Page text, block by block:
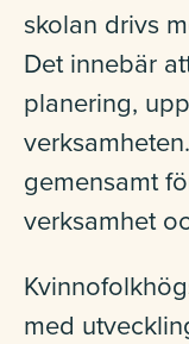
skolan drivs
Det innebär
planering,
gemensamt
verksamhet
med